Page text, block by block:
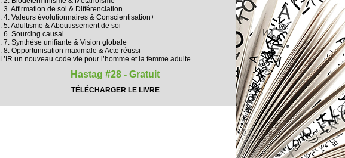
. 3. Affirmation de soi & Différenciation
. 4. Valeurs évolutionnaires & Conscientisation+++
. 5. Adultisme & Aboutissement de soi
. 6. Sourcing causal
. 7. Synthèse unifiante & Vision globale
. 8. Opportunisation maximale & Acte réussi
L’IR un nouveau code vie pour l’homme et la femme adulte
Hastag #28 - Gratuit
TÉLÉCHARGER LE LIVRE